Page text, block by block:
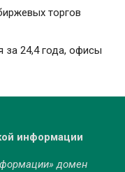
торгов
за 24,4 года, офисы
информации
домен